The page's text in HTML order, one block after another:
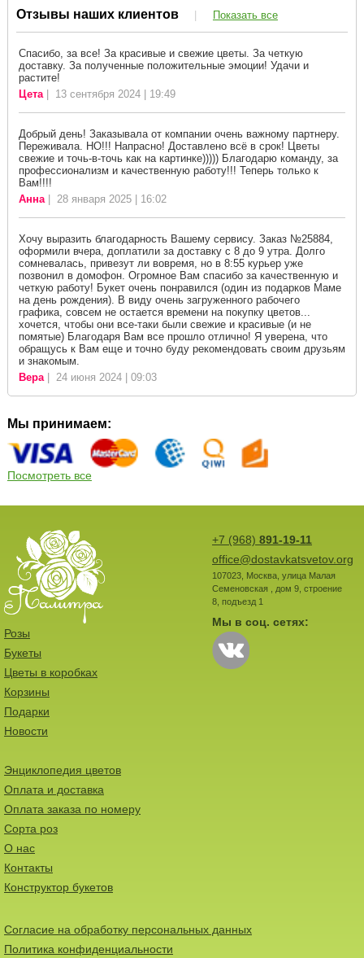
Отзывы наших клиентов | Показать все
Спасибо, за все! За красивые и свежие цветы. За четкую
доставку. За полученные положительные эмоции! Удачи и
растите!
Цета| 13 сентября 2024 | 19:49
Добрый день! Заказывала от компании очень важному партнеру.
Переживала. НО!!! Напрасно! Доставлено всё в срок! Цветы
свежие и точь-в-точь как на картинке))))) Благодарю команду, за
профессионализм и качественную работу!!! Теперь только к
Вам!!!!
Анна| 28 января 2025 | 16:02
Хочу выразить благодарность Вашему сервису. Заказ №25884,
оформили вчера, доплатили за доставку с 8 до 9 утра. Долго
сомневалась, привезут ли вовремя, но в 8:55 курьер уже
позвонил в домофон. Огромное Вам спасибо за качественную и
четкую работу! Букет очень понравился (один из подарков Маме
на день рождения). В виду очень загруженного рабочего
графика, совсем не остается времени на покупку цветов...
хочется, чтобы они все-таки были свежие и красивые (и не
помятые) Благодаря Вам все прошло отлично! Я уверена, что
обращусь к Вам еще и точно буду рекомендовать своим друзьям
и знакомым.
Вера| 24 июня 2024 | 09:03
Мы принимаем:
Посмотреть все
+7 (968) 891-19-11
office@dostavkatsvetov.org
107023, Москва, улица Малая
Семеновская , дом 9, строение
8, подъезд 1
Мы в соц. сетях:
Розы
Букеты
Цветы в коробках
Корзины
Подарки
Новости
Энциклопедия цветов
Оплата и доставка
Оплата заказа по номеру
Сорта роз
О нас
Контакты
Конструктор букетов
Согласие на обработку персональных данных
Политика конфиденциальности